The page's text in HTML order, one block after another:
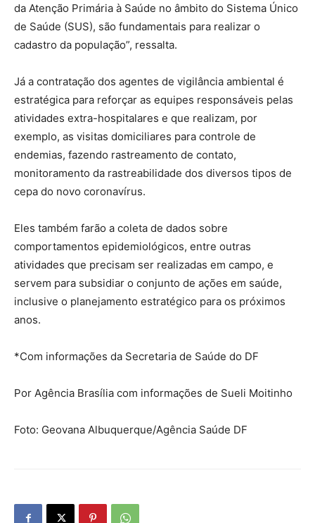
da Atenção Primária à Saúde no âmbito do Sistema Único
de Saúde (SUS), são fundamentais para realizar o
cadastro da população”, ressalta.
Já a contratação dos agentes de vigilância ambiental é
estratégica para reforçar as equipes responsáveis pelas
atividades extra-hospitalares e que realizam, por
exemplo, as visitas domiciliares para controle de
endemias, fazendo rastreamento de contato,
monitoramento da rastreabilidade dos diversos tipos de
cepa do novo coronavírus.
Eles também farão a coleta de dados sobre
comportamentos epidemiológicos, entre outras
atividades que precisam ser realizadas em campo, e
servem para subsidiar o conjunto de ações em saúde,
inclusive o planejamento estratégico para os próximos
anos.
*Com informações da Secretaria de Saúde do DF
Por Agência Brasília com informações de Sueli Moitinho
Foto: Geovana Albuquerque/Agência Saúde DF